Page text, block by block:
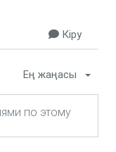
Кіру
Ең жаңасы